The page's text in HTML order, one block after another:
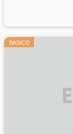
BASICO